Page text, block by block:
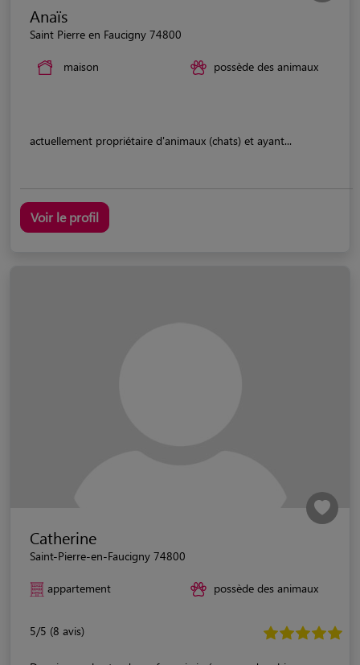
Anaïs
Saint Pierre en Faucigny 74800
maison possède des animaux
actuellement propriétaire d'animaux (chats) et ayant...
Voir le profil
Catherine
Saint-Pierre-en-Faucigny 74800
appartement possède des animaux
5/5 (8 avis)